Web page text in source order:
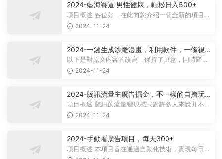
2024-藍海賽道 男性健康，輕松日入500+
項目概述 各位好，在此向您介紹一個全新的項目，
它聚焦于男性健康領域。衆所周知...
2024-11-24
2024-一鍵生成沙雕漫畫，利用軟件，一條視
頻播放12W+，單日變現1000+
以下是對原文内容的改寫，保持了原意，同時降低
2024-11-24
2024-騰訊流量主廣告掘金，不一樣的自撸玩
法，日賺500-1000+，無設備要求
項目概述 騰訊的流量變現模式對許多人來說并不陌
生，大多數人對其盈利方式有所了...
2024-11-24
2024-手動看廣告項目，每天300+
項目概述 本項目旨在通過自動化技術，實現每日觀